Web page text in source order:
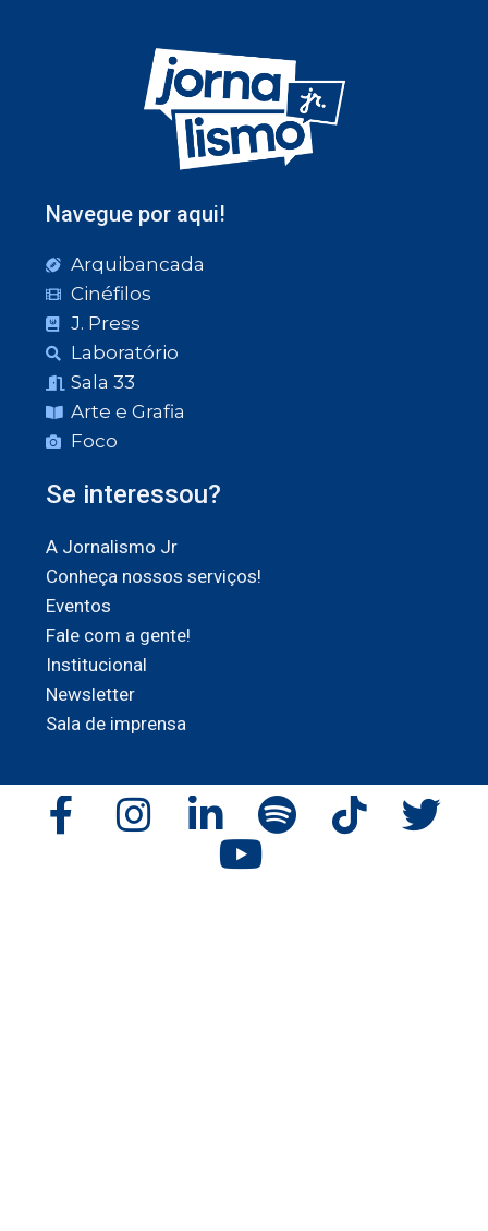
Navegue por aqui!
Arquibancada
Cinéfilos
J. Press
Laboratório
Sala 33
Arte e Grafia
Foco
Se interessou?
A Jornalismo Jr
Conheça nossos serviços!
Eventos
Fale com a gente!
Institucional
Newsletter
Sala de imprensa